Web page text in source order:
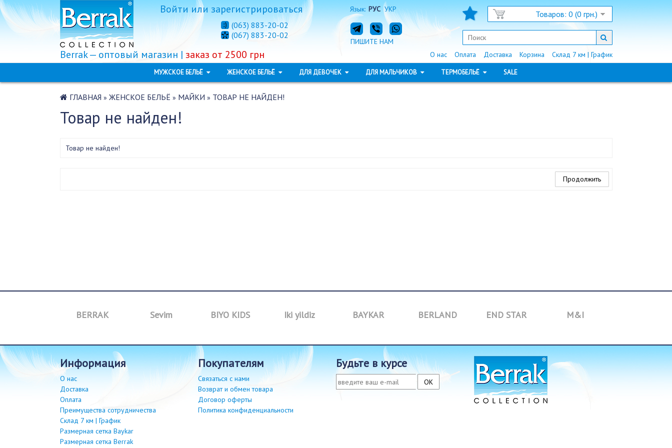
Язык: РУС УКР Товаров: 0 (0 грн.)
Войтиилизарегистрироваться
(063) 883-20-02
(067) 883-20-02
ПИШИТЕ НАМ
Склад 7 км | График
Корзина
Доставка
Оплата
О нас
Berrak — оптовый магазин | заказ от 2500 грн
МУЖСКОЕ БЕЛЬЁ ЖЕНСКОЕ БЕЛЬЁ ДЛЯ ДЕВОЧЕК ДЛЯ МАЛЬЧИКОВ ТЕРМОБЕЛЬЁ SALE
ГЛАВНАЯ » ЖЕНСКОЕ БЕЛЬЁ » МАЙКИ » ТОВАР НЕ НАЙДЕН!
Товар не найден!
Товар не найден!
Продолжить
BERRAK Sevim BIYO KIDS Iki yildiz BAYKAR BERLAND END STAR M&I
информация
О нас
Доставка
Оплата
Преимущества сотрудничества
Склад 7 км | График
Размерная сетка Baykar
Размерная сетка Berrak
покупателям
Связаться с нами
Возврат и обмен товара
Договор оферты
Политика конфиденциальности
будьте в курсе